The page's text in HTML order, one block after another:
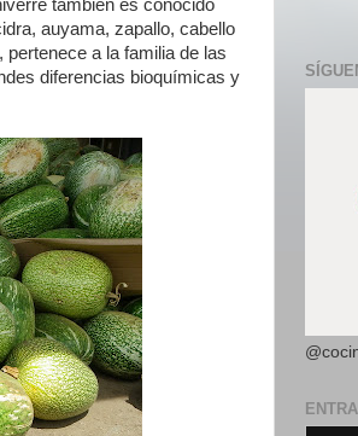
también es conocido
auyama, zapallo, cabello
a la familia de las
diferencias bioquímicas y